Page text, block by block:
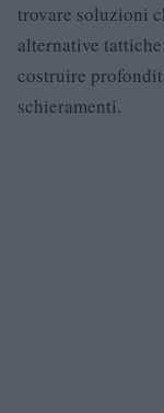
trovare soluzioni
alternative
costruire
schieramenti.